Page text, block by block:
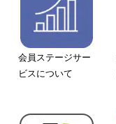
会員ステージサー
ビスについて